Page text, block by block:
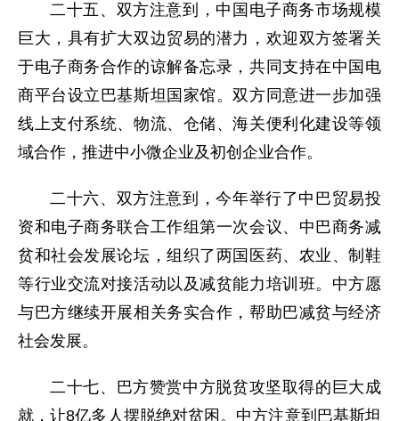
二十五、双方注意到，中国电子商务市场规模
巨大，具有扩大双边贸易的潜力，欢迎双方签署关
于电子商务合作的谅解备忘录，共同支持在中国电
商平台设立巴基斯坦国家馆。双方同意进一步加强
线上支付系统、物流、仓储、海关便利化建设等领
域合作，推进中小微企业及初创企业合作。
二十六、双方注意到，今年举行了中巴贸易投
资和电子商务联合工作组第一次会议、中巴商务减
贫和社会发展论坛，组织了两国医药、农业、制鞋
等行业交流对接活动以及减贫能力培训班。中方愿
与巴方继续开展相关务实合作，帮助巴减贫与经济
社会发展。
二十七、巴方赞赏中方脱贫攻坚取得的巨大成
就，让8亿多人摆脱绝对贫困。中方注意到巴基斯坦